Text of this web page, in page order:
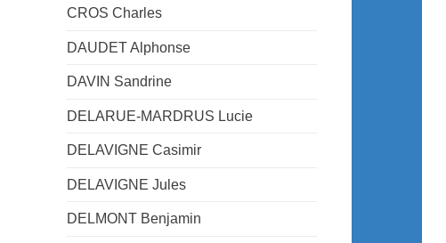
CROS Charles
DAUDET Alphonse
DAVIN Sandrine
DELARUE-MARDRUS Lucie
DELAVIGNE Casimir
DELAVIGNE Jules
DELMONT Benjamin